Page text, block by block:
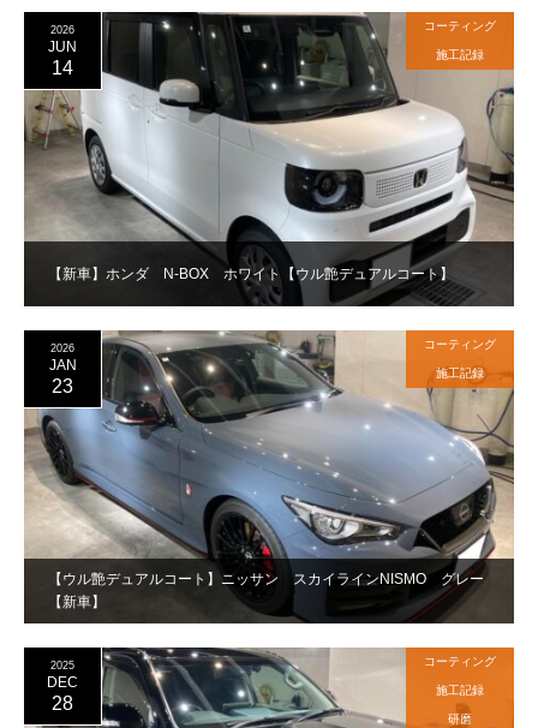
【新車】ホンダ N-BOX ホワイト【ウル艶デュアルコート】
2026
JUN
14
コーティング
施工記録
【ウル艶デュアルコート】ニッサン スカイラインNISMO グレー
【新車】
2026
JAN
23
コーティング
施工記録
2025
DEC
28
コーティング
施工記録
研磨